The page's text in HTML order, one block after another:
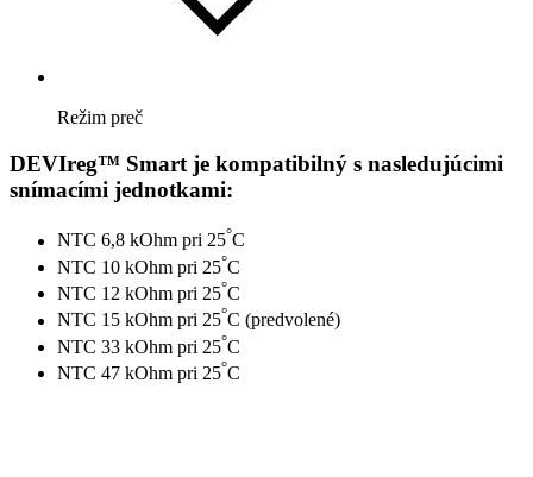
Režim preč
DEVIreg™ Smart je kompatibilný s nasledujúcimi
snímacími jednotkami:
NTC 6,8 kOhm pri 25°C
NTC 10 kOhm pri 25°C
NTC 12 kOhm pri 25°C
NTC 15 kOhm pri 25°C (predvolené)
NTC 33 kOhm pri 25°C
NTC 47 kOhm pri 25°C